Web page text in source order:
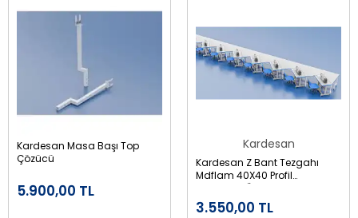
Kardesan Masa Başı Top
Çözücü
5.900,00 TL
Kardesan
Kardesan Z Bant Tezgahı
Mdflam 40X40 Profil
Uz:153Cm Önü 48 Cm Eni
125Cm
3.550,00 TL